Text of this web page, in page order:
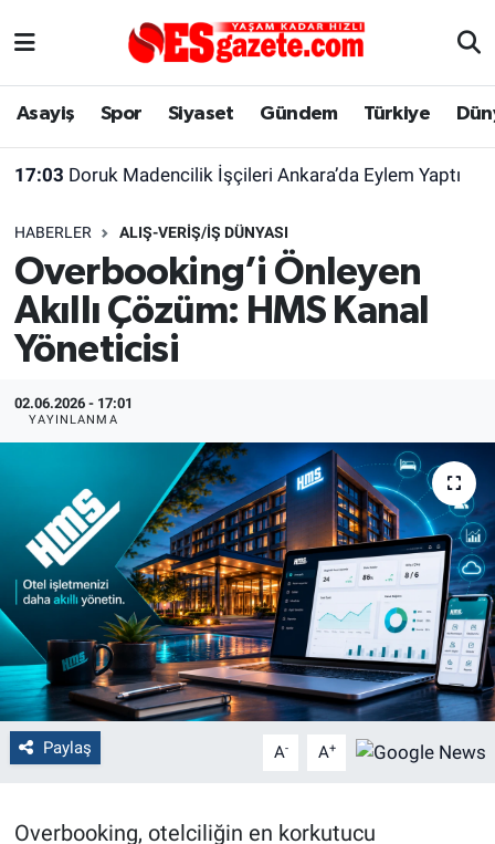
Asayiş Spor Siyaset Gündem Türkiye
17:03 Doruk Madencilik İşçileri Ankara’da Eylem Yaptı
HABERLER ALIŞ-VERIŞ/İŞ DÜNYASI
Overbooking’i Önleyen
Akıllı Çözüm: HMS Kanal
Yöneticisi
02.06.2026 - 17:01
YAYINLANMA
Paylaş A- A+
Overbooking, otelciliğin en korkutucu
Asayiş
Gündem
Türkiye
Dünya
Sağlık
Alış-Veriş/İş dünyası
Yaşam
Eskişehirspor Arşivi
Eskişehir Arşivi
Röportaj
Ekonomi
Politika
Bilecik
Kütahya
Gezi
Genel
Eskişehir Nöbetçi Eczaneler
Süper Lig Puan Durumu ve Fikstür
Tüm Manşetler
Son Dakika Haberleri
Haber Arşivi